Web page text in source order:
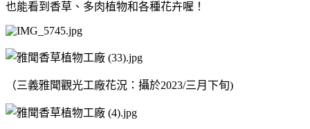
也能看到香草、多肉植物和各種花卉喔！
（三義雅聞觀光工廠花況：攝於2023/三月下旬)